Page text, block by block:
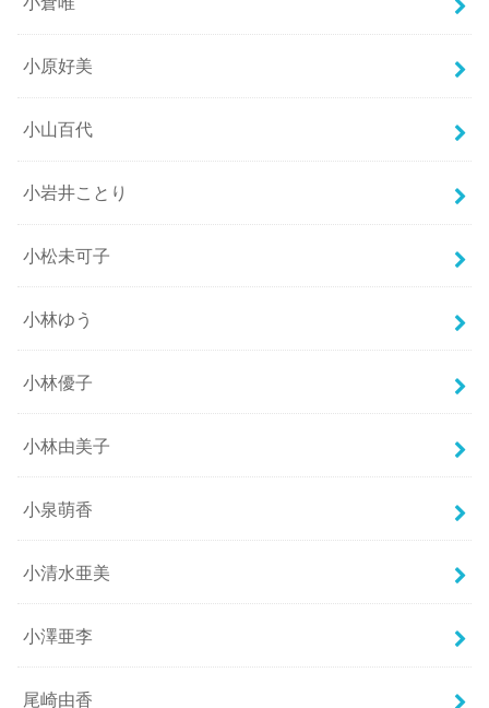
小原好美
小山百代
小岩井ことり
小松未可子
小林ゆう
小林優子
小林由美子
小泉萌香
小清水亜美
小澤亜李
尾崎由香